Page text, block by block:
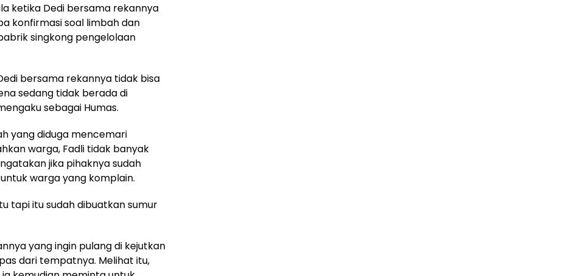
ketika Dedi bersama rekannya
konfirmasi soal limbah dan
singkong pengelolaan
bersama rekannya tidak bisa
sedang tidak berada di
sebagai Humas.
yang diduga mencemari
warga, Fadli tidak banyak
jika pihaknya sudah
warga yang komplain.
tapi itu sudah dibuatkan sumur
yang ingin pulang di kejutkan
dari tempatnya. Melihat itu,